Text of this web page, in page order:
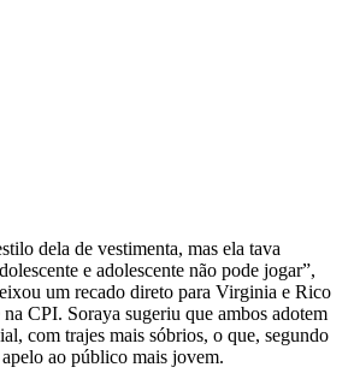
dela de vestimenta, mas ela tava
e adolescente não pode jogar”,
um recado direto para Virginia e Rico
CPI. Soraya sugeriu que ambos adotem
com trajes mais sóbrios, o que, segundo
ao público mais jovem.